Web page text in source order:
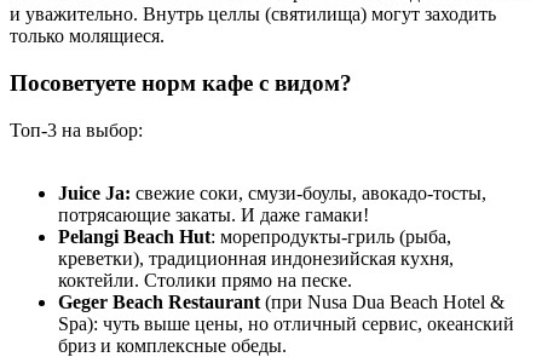
и уважительно. Внутрь целлы (святилища) могут заходить
только молящиеся.
Посоветуете норм кафе с видом?
Топ-3 на выбор:
Juice Ja: свежие соки, смузи-боулы, авокадо-тосты,
потрясающие закаты. И даже гамаки!
Pelangi Beach Hut: морепродукты-гриль (рыба,
креветки), традиционная индонезийская кухня,
коктейли. Столики прямо на песке.
Geger Beach Restaurant (при Nusa Dua Beach Hotel &
Spa): чуть выше цены, но отличный сервис, океанский
бриз и комплексные обеды.